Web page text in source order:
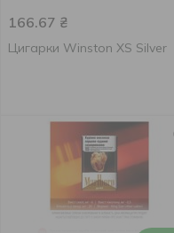
166.67 ₴
Цигарки Winston XS Silver